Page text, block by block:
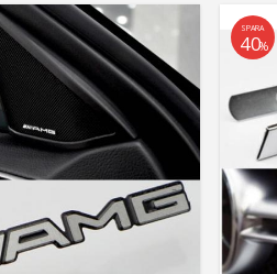
SPARA
40%